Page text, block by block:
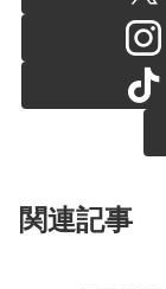
関連記事